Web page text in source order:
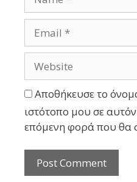
Αποθήκευσε το
ιστότοπο μου σε
επόμενη φορά που θα